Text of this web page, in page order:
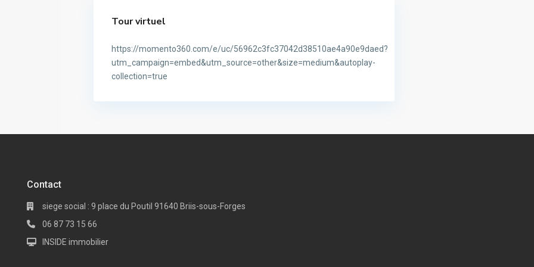
Tour virtuel
https://momento360.com/e/uc/56962c3fc37042d38510ae4a90e9daed?
utm_campaign=embed&utm_source=other&size=medium&autoplay-
collection=true
Contact
siege social : 9 place du Poutil 91640 Briis-sous-Forges
06 87 73 15 66
INSIDE immobilier